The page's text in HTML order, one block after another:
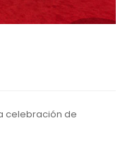
celebración de